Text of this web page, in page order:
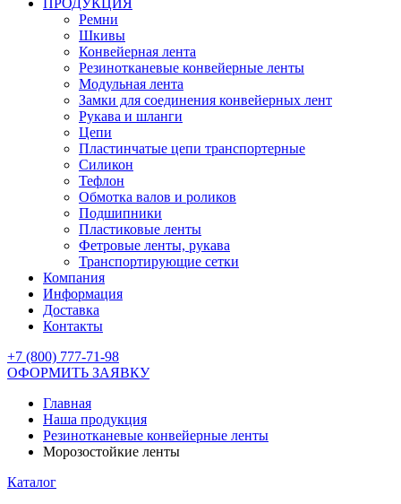
ПРОДУКЦИЯ
Ремни
Шкивы
Конвейерная лента
Резинотканевые конвейерные ленты
Модульная лента
Замки для соединения конвейерных лент
Рукава и шланги
Цепи
Пластинчатые цепи транспортерные
Силикон
Тефлон
Обмотка валов и роликов
Подшипники
Пластиковые ленты
Фетровые ленты, рукава
Транспортирующие сетки
Компания
Информация
Доставка
Контакты
+7 (800) 777-71-98
ОФОРМИТЬ ЗАЯВКУ
Главная
Наша продукция
Резинотканевые конвейерные ленты
Морозостойкие ленты
Каталог